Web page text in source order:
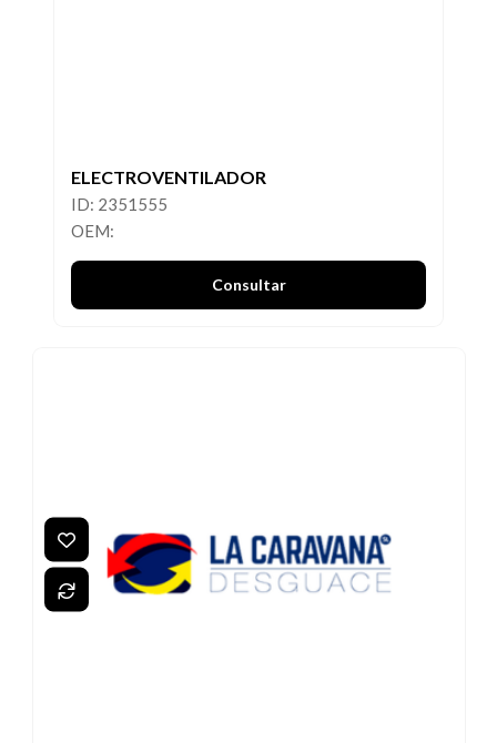
ELECTROVENTILADOR
ID: 2351555
OEM:
Consultar